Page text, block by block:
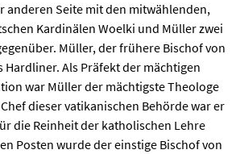
anderen Seite mit den mitwählenden,
Kardinälen Woelki und Müller zwei
Müller, der frühere Bischof von
Hardliner. Als Präfekt der mächtigen
war Müller der mächtigste Theologe
dieser vatikanischen Behörde war er
die Reinheit der katholischen Lehre
Posten wurde der einstige Bischof von